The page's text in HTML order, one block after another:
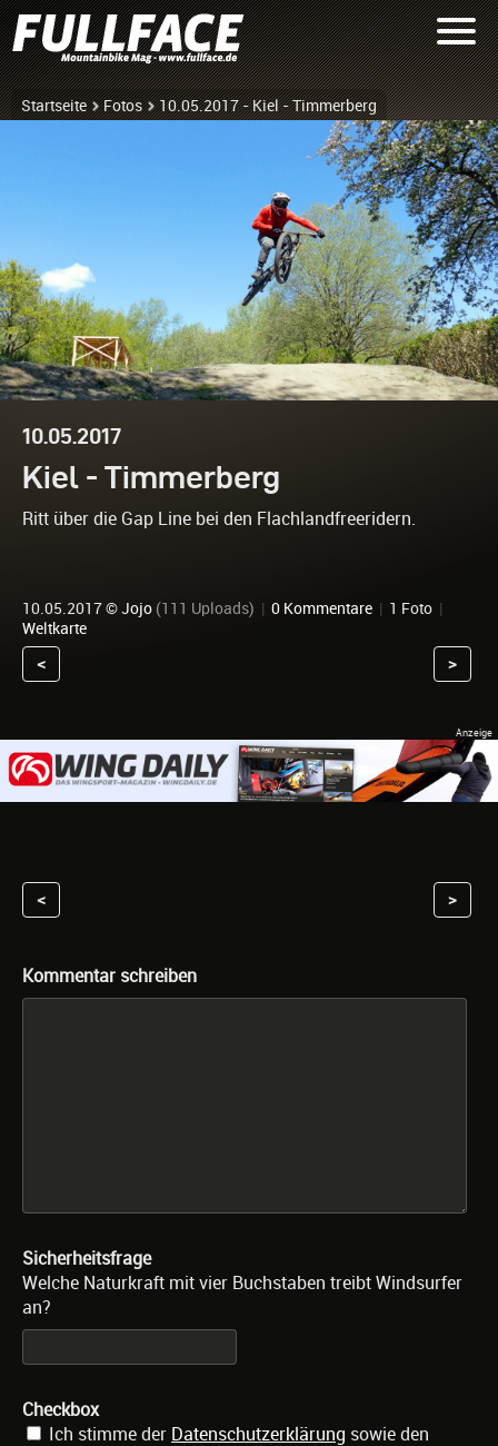
Startseite Fotos 10.05.2017 - Kiel - Timmerberg
10.05.2017
Kiel - Timmerberg
Ritt über die Gap Line bei den Flachlandfreeridern.
10.05.2017 ©Jojo (111 Uploads) | 0 Kommentare | 1 Foto |
Weltkarte
< >
< >
Kommentar schreiben
Sicherheitsfrage
Welche Naturkraft mit vier Buchstaben treibt Windsurfer
an?
Checkbox
Ich stimme der Datenschutzerklärung sowie den